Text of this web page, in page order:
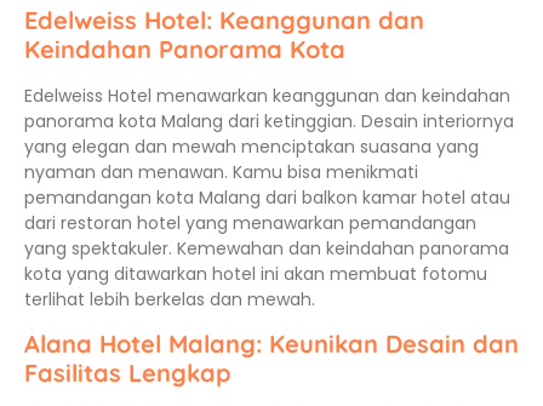
Edelweiss Hotel: Keanggunan dan
Keindahan Panorama Kota
Edelweiss Hotel menawarkan keanggunan dan keindahan
panorama kota Malang dari ketinggian. Desain interiornya
yang elegan dan mewah menciptakan suasana yang
nyaman dan menawan. Kamu bisa menikmati
pemandangan kota Malang dari balkon kamar hotel atau
dari restoran hotel yang menawarkan pemandangan
yang spektakuler. Kemewahan dan keindahan panorama
kota yang ditawarkan hotel ini akan membuat fotomu
terlihat lebih berkelas dan mewah.
Alana Hotel Malang: Keunikan Desain dan
Fasilitas Lengkap